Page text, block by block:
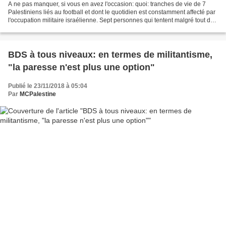
A ne pas manquer, si vous en avez l'occasion: quoi: tranches de vie de 7
Palestiniens liés au football et dont le quotidien est constamment affecté par
l'occupation militaire israélienne. Sept personnes qui tentent malgré tout de
BDS à tous niveaux: en termes de militantisme,
"la paresse n'est plus une option"
Publié le 23/11/2018 à 05:04
Par MCPalestine